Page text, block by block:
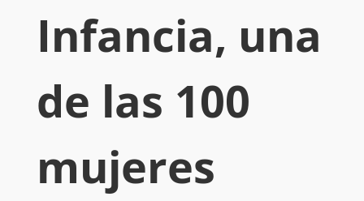
Infancia, una
de las 100
mujeres